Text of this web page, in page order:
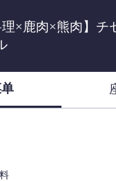
理×鹿肉×熊肉】チ